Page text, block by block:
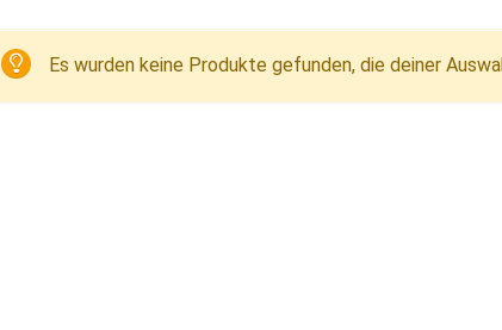
Es wurden keine Produkte gefunden, die deiner